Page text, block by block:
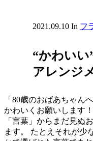
2021.09.10 In フ
“かわい
アレンジ
「80歳のおばあちゃん
かわいくお願いします
「言葉」からまだ見ぬ
ます。 たとえそれが少